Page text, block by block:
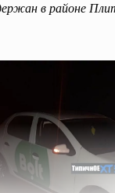
в районе